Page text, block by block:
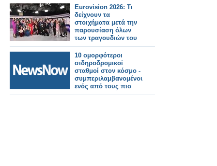
Eurovision 2026: Τι
δείχνουν τα
στοιχήματα μετά την
παρουσίαση όλων
των τραγουδιών του
Sing for Greece
10 ομορφότεροι
σιδηροδρομικοί
σταθμοί στον κόσμο -
συμπεριλαμβανομένου
ενός από τους πιο
φωτογραφημένους